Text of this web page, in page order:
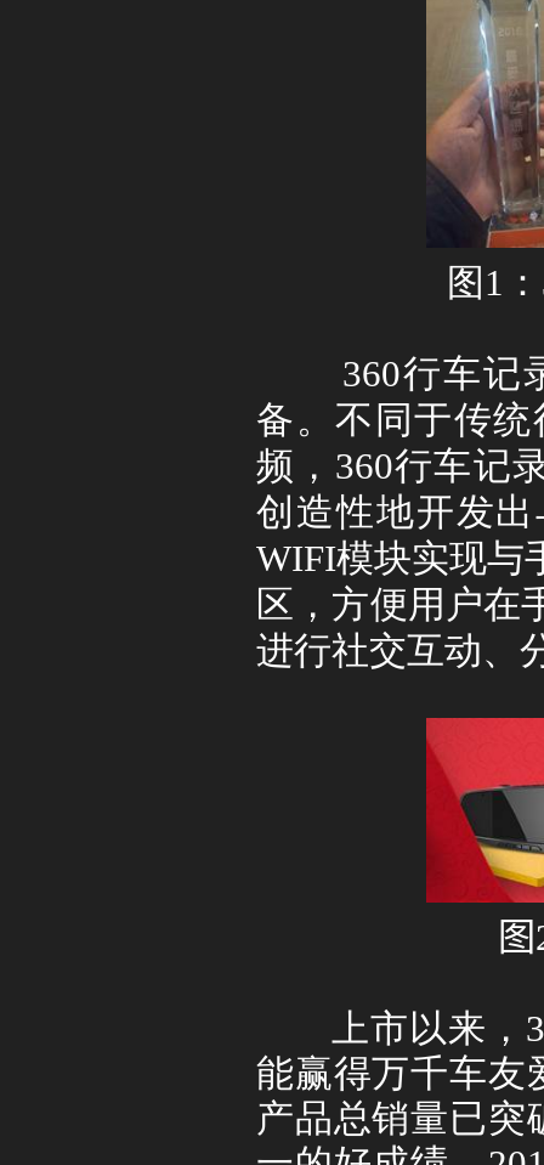
图 1 ：
360行车记
备。不同于传
频， 360行车记
创造性地开发
WIFI模块实现与
区，方便用户在
进行社交互动、
图
上市以来，
能赢得万千车友
产品总销量已突